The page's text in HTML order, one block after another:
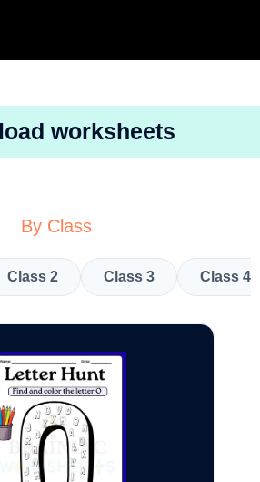
worksheets
By Class
Class 2 Class 3 Class 4